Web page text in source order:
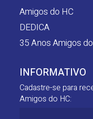
Amigos do HC
DEDICA
35 Anos Amigos
INFORMATIVO
Cadastre-se para
Amigos do HC: